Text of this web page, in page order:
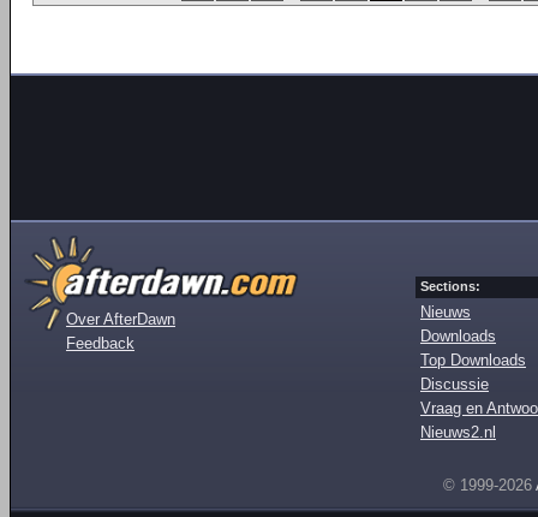
Over AfterDawn
Feedback
Sections:
Nieuws
Downloads
Top Downloads
Discussie
Vraag en
Nieuws2.nl
© 1999-2026